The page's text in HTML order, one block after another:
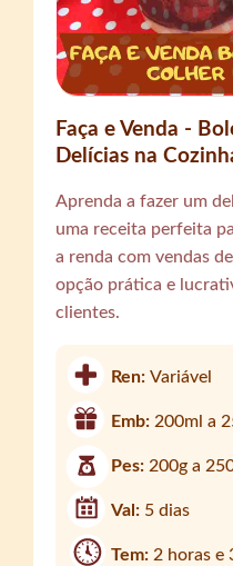
Faça e Venda -
Delícias na
Aprenda a fazer um
uma receita perfeita
a renda com vendas
opção prática e
clientes.
Ren:Variável
Emb:200ml a
Pes:200g a
Val: 5 dias
Tem:2 horas e